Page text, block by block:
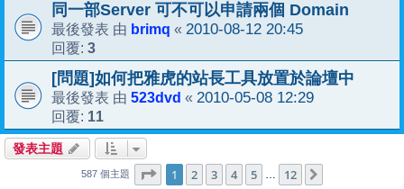
同一部Server 可不可以申請兩個 Domain
最後發表 由 brimq « 2010-08-12 20:45
回覆: 3
[問題]如何把雅虎的站長工具放置於論壇中
最後發表 由 523dvd « 2010-05-08 12:29
回覆: 11
發表主題
587 個主題 第1 頁 (共 12頁)
1 2 3 4 5 … 12